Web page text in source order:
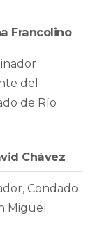
Francolino
del
de Río
Chávez
Condado
Miguel